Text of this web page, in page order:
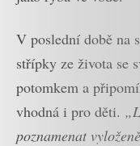
V poslední době na
střípky ze života se
potomkem a
vhodná i pro děti.
poznamenat